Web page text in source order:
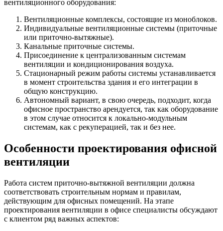
вентиляционного оборудования:
Вентиляционные комплексы, состоящие из моноблоков.
Индивидуальные вентиляционные системы (приточные
или приточно-вытяжные).
Канальные приточные системы.
Присоединение к централизованным системам
вентиляции и кондиционирования воздуха.
Стационарный режим работы системы устанавливается
в момент строительства здания и его интеграции в
общую конструкцию.
Автономный вариант, в свою очередь, подходит, когда
офисное пространство арендуется, так как оборудование
в этом случае относится к локально-модульным
системам, как с рекуперацией, так и без нее.
Особенности проектирования офисной
вентиляции
Работа систем приточно-вытяжной вентиляции должна
соответствовать строительным нормам и правилам,
действующим для офисных помещений. На этапе
проектирования вентиляции в офисе специалисты обсуждают
с клиентом ряд важных аспектов: